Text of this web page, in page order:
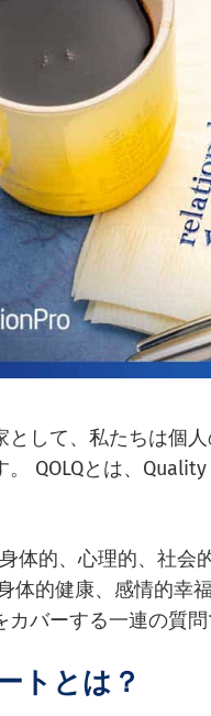
として、私たちは個
。 QOLQとは、
体的、心理的、社
体的健康、感情的幸
カバーする一連の質
トとは？